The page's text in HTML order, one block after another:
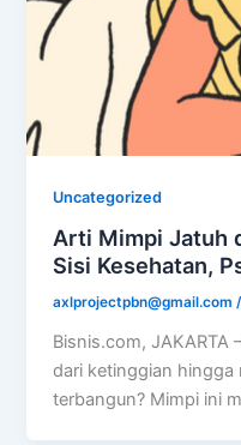
Uncategorized
Arti Mimpi Jatuh
Sisi Kesehatan,
axlprojectpbn@gmail.com/
Bisnis.com, JAKARTA
dari ketinggian hingga
terbangun? Mimpi ini